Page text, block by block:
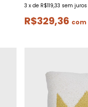
3 x de R$119,33 sem juros
R$329,36 com